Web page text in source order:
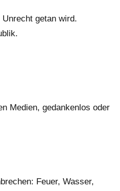
getan wird.
Medien, gedankenlos oder
Feuer, Wasser,